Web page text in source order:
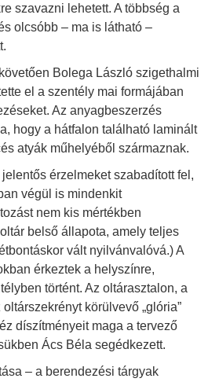
szavazni lehetett. A többség a
olcsóbb – ma is látható –
Bolega László szigethalmi
el a szentély mai formájában
Az anyagbeszerzés
hogy a hátfalon található laminált
atyák műhelyéből származnak.
érzelmeket szabadított fel,
végül is mindenkit
nem kis mértékben
belső állapota, amely teljes
vált nyilvánvalóvá.) A
érkeztek a helyszínre,
történt. Az oltárasztalon, a
körülvevő „glória”
díszítményeit maga a tervező
Ács Béla segédkezett.
– a berendezési tárgyak